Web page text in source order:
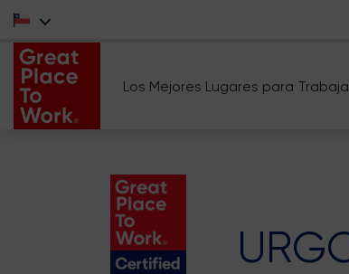
Los Mejores Lugares para